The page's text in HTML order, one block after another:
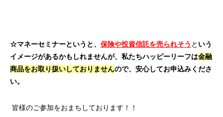
☆マネーセミナーというと、 保険や投資信託を売られそう と いう
イメージがあるかもしれませんが、私たちハッピーリーフは金融
商品をお取り扱いしておりませんので、安心してお申込みくださ
い。
皆様のご参加をおまちしております！！